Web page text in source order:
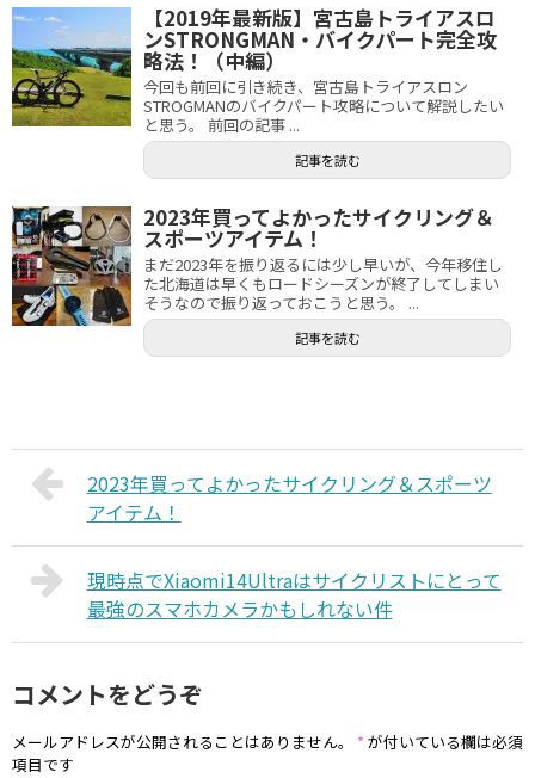
【2019年最新版】宮古島トライアスロ
ンSTRONGMAN・バイクパート完全攻
略法！（中編）
今回も前回に引き続き、宮古島トライアスロン
STROGMANのバイクパート攻略について解説したい
と思う。 前回の記事 ...
記事を読む
2023年買ってよかったサイクリング＆
スポーツアイテム！
まだ2023年を振り返るには少し早いが、今年移住し
た北海道は早くもロードシーズンが終了してしまい
そうなので振り返っておこうと思う。 ...
記事を読む
2023年買ってよかったサイクリング＆スポーツ
アイテム！
現時点でXiaomi14Ultraはサイクリストにとって
最強のスマホカメラかもしれない件
コメントをどうぞ
メールアドレスが公開されることはありません。 * が付いている欄は必須
項目です